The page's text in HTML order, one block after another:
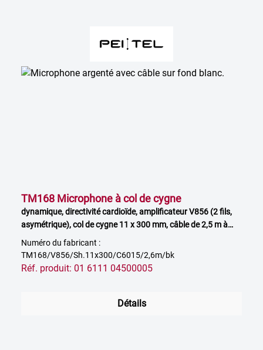
TM168 Microphone à col de cygne
dynamique, directivité cardioïde, amplificateur V856 (2 fils,
asymétrique), col de cygne 11 x 300 mm, câble de 2,5 m à
extrémité libre, noir
Numéro du fabricant :
TM168/V856/Sh.11x300/C6015/2,6m/bk
Réf. produit: 01 6111 04500005
Détails